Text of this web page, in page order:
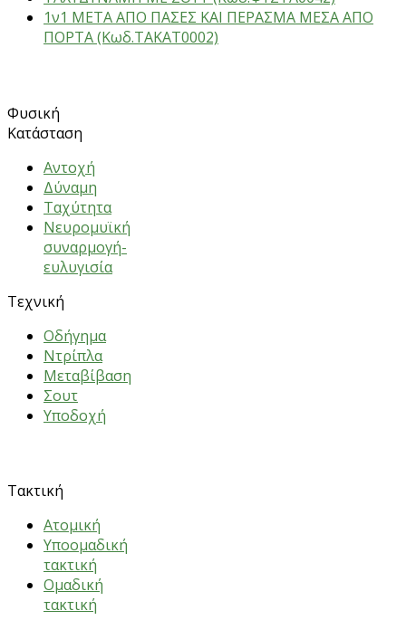
1ν1 ΜΕΤΑ ΑΠΟ ΠΑΣΕΣ ΚΑΙ ΠΕΡΑΣΜΑ ΜΕΣΑ ΑΠΟ
ΠΟΡΤΑ (Κωδ.ΤΑΚΑΤ0002)
Φυσική
Κατάσταση
Αντοχή
Δύναμη
Ταχύτητα
Νευρομυϊκή
συναρμογή-
ευλυγισία
Τεχνική
Oδήγημα
Nτρίπλα
Mεταβίβαση
Σουτ
Υποδοχή
Τακτική
Ατομική
Υποομαδική
τακτική
Ομαδική
τακτική